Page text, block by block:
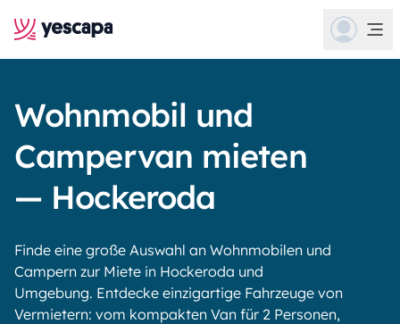
Wohnmobil und
Campervan mieten
— Hockeroda
Finde eine große Auswahl an Wohnmobilen und
Campern zur Miete in Hockeroda und
Umgebung. Entdecke einzigartige Fahrzeuge von
Vermietern: vom kompakten Van für 2 Personen,